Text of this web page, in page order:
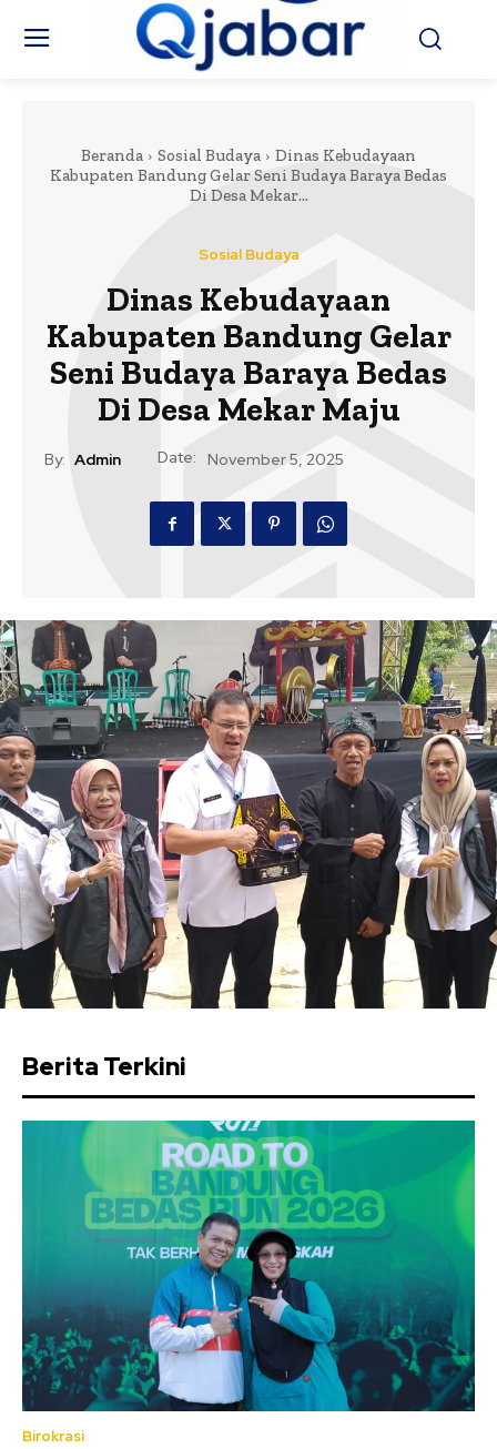
Beranda Sosial Budaya
Dinas Kebudayaan
Kabupaten Bandung Gelar Seni Budaya Baraya Bedas
Di Desa Mekar...
Sosial Budaya
Dinas Kebudayaan
Kabupaten Bandung Gelar
Seni Budaya Baraya Bedas
Di Desa Mekar Maju
By: Admin Date: November 5, 2025
Berita Terkini
Birokrasi